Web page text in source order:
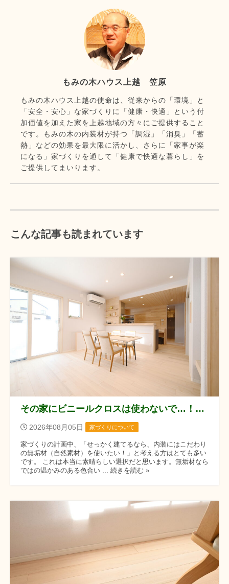
もみの木ハウス上越 笠原
もみの木ハウス上越の使命は、従来からの「環境」と
「安全・安心」な家づくりに「健康・快適」という付
加価値を加えた家を上越地域の方々にご提供すること
です。もみの木の内装材が持つ「調湿」「消臭」「蓄
熱」などの効果を最大限に活かし、さらに「家事が楽
になる」家づくりを通して「健康で快適な暮らし」を
ご提供してまいります。
こんな記事も読まれています
その家にビニールクロスは使わないで…！自然素材の家づくりで大後悔する落とし穴
2026年08月05日 家づくりについて
家づくりの計画中、「せっかく建てるなら、内装にはこだわり
の無垢材（自然素材）を使いたい！」と考える方はとても多い
です。 これは本当に素晴らしい選択だと思います。無垢材なら
ではの温かみのある色合い ... 続きを読む »